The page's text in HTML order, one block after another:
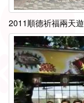
2011順德祈福兩天遊